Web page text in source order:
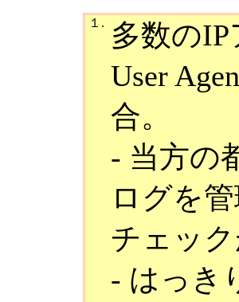
１.
多数の
User
合。
- 当方の
ログを
チェッ
- はっき